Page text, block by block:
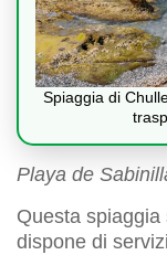
Spiaggia di
Playa de
Questa
dispone di